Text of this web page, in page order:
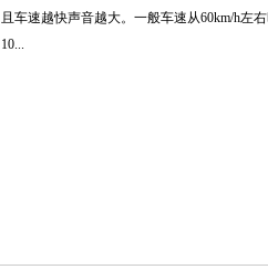
车速越快声音越大。一般车速从60km/h左